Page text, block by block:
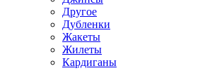
Другое
Дубленки
Жакеты
Жилеты
Кардиганы